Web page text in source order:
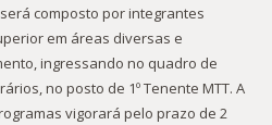
será composto por integrantes
em áreas diversas e
ingressando no quadro de
no posto de 1º Tenente MTT. A
vigorará pelo prazo de 2